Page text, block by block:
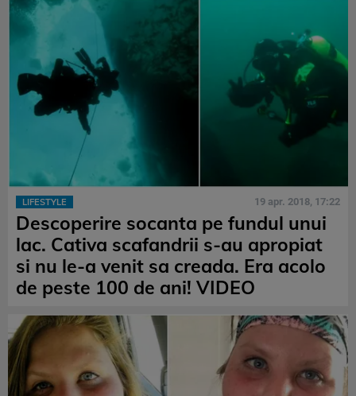
LIFESTYLE 19 apr. 2018, 17:22
Descoperire socanta pe fundul unui
lac. Cativa scafandrii s-au apropiat
si nu le-a venit sa creada. Era acolo
de peste 100 de ani! VIDEO